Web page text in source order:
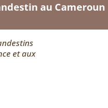
au Cameroun
et aux